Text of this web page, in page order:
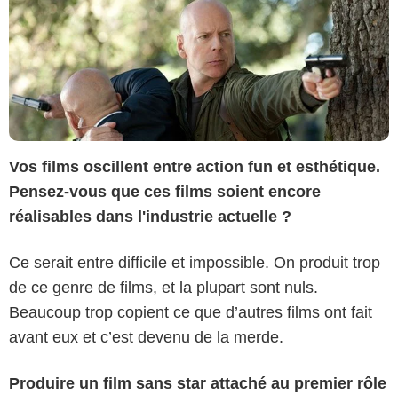
Vos films oscillent entre action fun et esthétique.
Pensez-vous que ces films soient encore
réalisables dans l'industrie actuelle ?
Ce serait entre difficile et impossible. On produit trop
de ce genre de films, et la plupart sont nuls.
Beaucoup trop copient ce que d’autres films ont fait
avant eux et c’est devenu de la merde.
Produire un film sans star attaché au premier rôle